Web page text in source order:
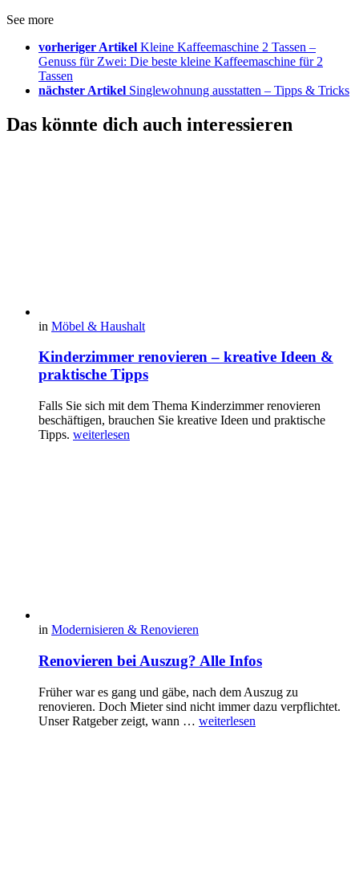
See more
vorheriger Artikel Kleine Kaffeemaschine 2 Tassen –
Genuss für Zwei: Die beste kleine Kaffeemaschine für 2
Tassen
nächster Artikel Singlewohnung ausstatten – Tipps & Tricks
Das könnte dich auch interessieren
in Möbel & Haushalt
Kinderzimmer renovieren – kreative Ideen &
praktische Tipps
Falls Sie sich mit dem Thema Kinderzimmer renovieren
beschäftigen, brauchen Sie kreative Ideen und praktische
Tipps. weiterlesen
in Modernisieren & Renovieren
Renovieren bei Auszug? Alle Infos
Früher war es gang und gäbe, nach dem Auszug zu
renovieren. Doch Mieter sind nicht immer dazu verpflichtet.
Unser Ratgeber zeigt, wann … weiterlesen